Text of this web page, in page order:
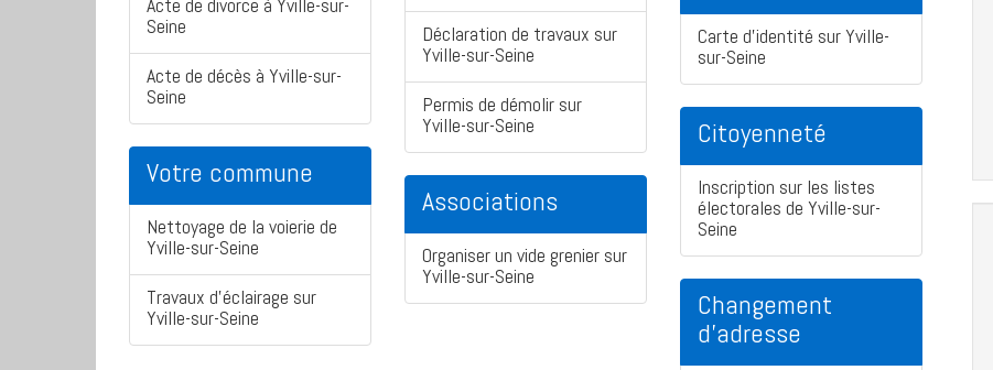
Acte de divorce à Yville-sur-
Seine
Acte de décès à Yville-sur-
Seine
Votre commune
Nettoyage de la voierie de
Yville-sur-Seine
Travaux d'éclairage sur
Yville-sur-Seine
Déclaration de travaux sur
Yville-sur-Seine
Permis de démolir sur
Yville-sur-Seine
Associations
Organiser un vide grenier sur
Yville-sur-Seine
Carte d'identité sur Yville-
sur-Seine
Citoyenneté
Inscription sur les listes
électorales de Yville-sur-
Seine
Changement
d'adresse